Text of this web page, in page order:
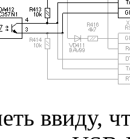
ввиду,